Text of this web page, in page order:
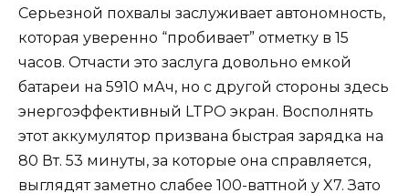
Серьезной похвалы заслуживает автономность,
которая уверенно “пробивает” отметку в 15
часов. Отчасти это заслуга довольно емкой
батареи на 5910 мАч, но с другой стороны здесь
энергоэффективный LTPO экран. Восполнять
этот аккумулятор призвана быстрая зарядка на
80 Вт. 53 минуты, за которые она справляется,
выглядят заметно слабее 100-ваттной у X7. Зато